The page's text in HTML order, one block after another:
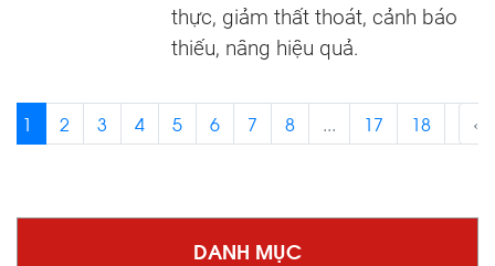
DANH MỤC
thực, giảm thất thoát, cảnh báo
thiếu, nâng hiệu quả.
1 2 3 4 5 6 7 8 ... 17 18 ‹